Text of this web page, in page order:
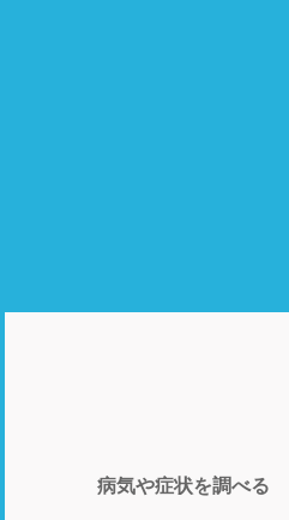
病気や症状を調べる